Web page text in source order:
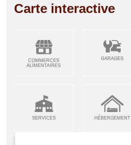
Carte interactive
COMMERCES
ALIMENTAIRES
GARAGES
SERVICES HÉBERGEMENT